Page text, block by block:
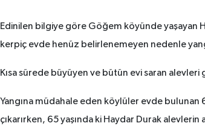
Edinilen bilgiye göre Göğem köyünde yaşayan
kerpiç evde henüz belirlenemeyen nedenle
Kısa sürede büyüyen ve bütün evi saran
Yangına müdahale eden köylüler evde bulunan
çıkarırken, 65 yaşında ki Haydar Durak alevlerin